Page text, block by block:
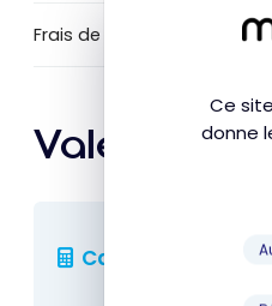
Ce
donne
Frais de conversion en
Valeur
Calculer les